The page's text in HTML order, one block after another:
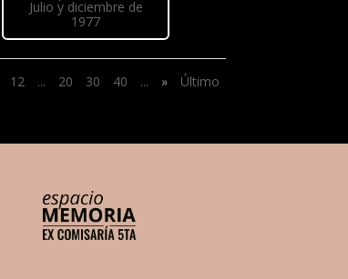
Julio y diciembre de
1977
12 ... 20 30 40 ... » Último